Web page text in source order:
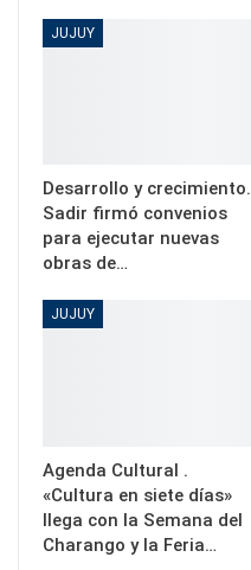
JUJUY
Desarrollo y crecimiento.
Sadir firmó convenios
para ejecutar nuevas
obras de…
JUJUY
Agenda Cultural .
«Cultura en siete días»
llega con la Semana del
Charango y la Feria…